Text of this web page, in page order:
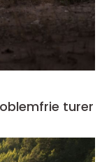
turer